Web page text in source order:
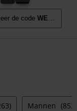
de code WEEKEND
Mannen (853)